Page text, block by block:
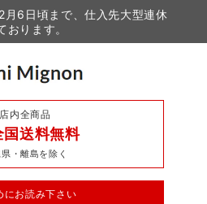
6日頃まで、仕入先大型連休
おります。
店内全商品
国送料無料
・離島を除く
にお読み下さい